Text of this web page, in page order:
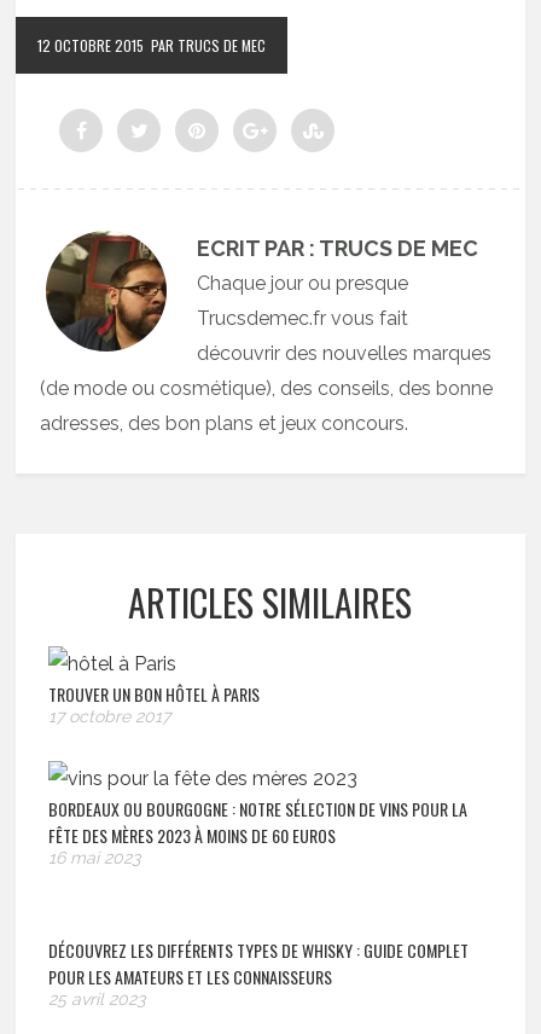
12 OCTOBRE 2015 PAR TRUCS DE MEC
ECRIT PAR : TRUCS DE MEC
Chaque jour ou presque
Trucsdemec.fr vous fait
découvrir des nouvelles marques
(de mode ou cosmétique), des conseils, des bonne
adresses, des bon plans et jeux concours.
ARTICLES SIMILAIRES
TROUVER UN BON HÔTEL À PARIS
17 octobre 2017
BORDEAUX OU BOURGOGNE : NOTRE SÉLECTION DE VINS POUR LA
FÊTE DES MÈRES 2023 À MOINS DE 60 EUROS
16 mai 2023
DÉCOUVREZ LES DIFFÉRENTS TYPES DE WHISKY : GUIDE COMPLET
POUR LES AMATEURS ET LES CONNAISSEURS
25 avril 2023